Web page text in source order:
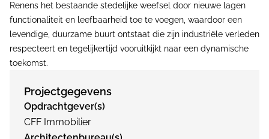
Renens het bestaande stedelijke weefsel door nieuwe lagen
functionaliteit en leefbaarheid toe te voegen, waardoor een
levendige, duurzame buurt ontstaat die zijn industriële verleden
respecteert en tegelijkertijd vooruitkijkt naar een dynamische
toekomst.
Projectgegevens
Opdrachtgever(s)
CFF Immobilier